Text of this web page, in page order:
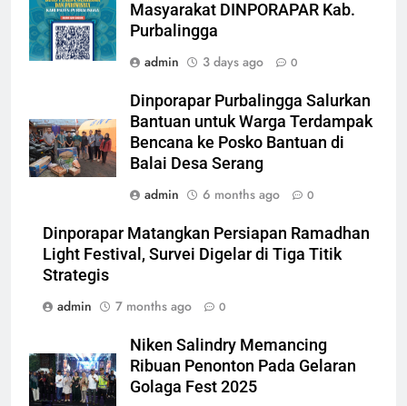
Masyarakat DINPORAPAR Kab.
Purbalingga
admin
3 days ago 0
Dinporapar Purbalingga Salurkan
Bantuan untuk Warga Terdampak
Bencana ke Posko Bantuan di
Balai Desa Serang
admin
6 months ago 0
Dinporapar Matangkan Persiapan Ramadhan
Light Festival, Survei Digelar di Tiga Titik
Strategis
admin
7 months ago 0
‎Niken Salindry Memancing
Ribuan Penonton Pada Gelaran
Golaga Fest 2025